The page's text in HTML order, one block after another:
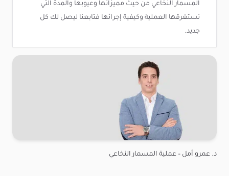
المسمار النخاعي من حيث مميزاتها وعيوبها والمدة التي
تستغرقها العملية وكيفية إجرائها فتابعنا ليصل لك كل
جديد.
د. عمرو أمل – عملية المسمار النخاعي